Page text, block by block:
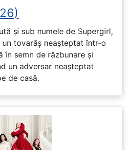
și sub numele de Supergirl,
tovarăș neașteptat într-o
în semn de răzbunare și
un adversar neașteptat
de casă.